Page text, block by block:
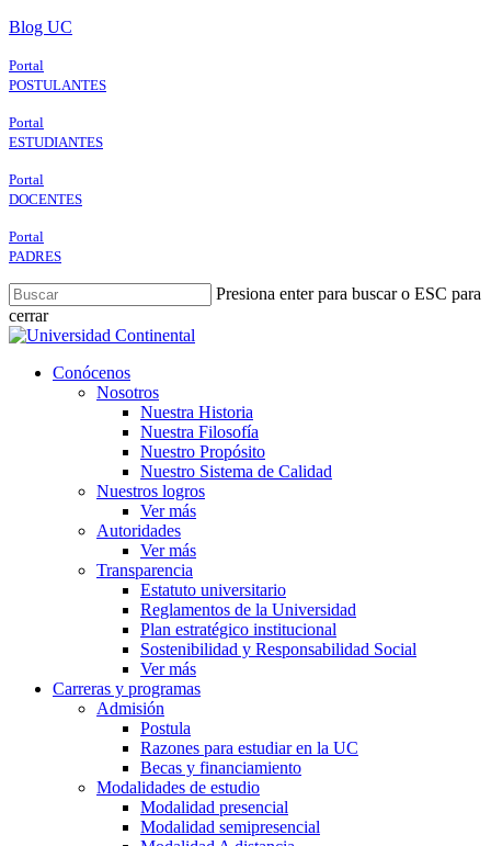
Skip
main
content
Blog UC
Portal
POSTULANTES
Portal
ESTUDIANTES
Portal
DOCENTES
Portal
PADRES
Presiona enter para buscar o ESC para
cerrar
Close
search
Menu
Conócenos
Nosotros
Nuestra Historia
Nuestra Filosofía
Nuestro Propósito
Nuestro Sistema de Calidad
Nuestros logros
Ver más
Autoridades
Ver más
Transparencia
Estatuto universitario
Reglamentos de la Universidad
Plan estratégico institucional
Sostenibilidad y Responsabilidad Social
Ver más
Carreras y programas
Admisión
Postula
Razones para estudiar en la UC
Becas y financiamiento
Modalidades de estudio
Modalidad presencial
Modalidad semipresencial